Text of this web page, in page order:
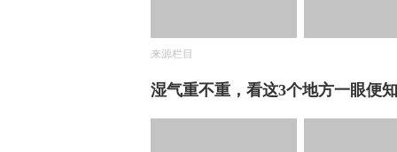
来源栏目
湿气重不重，看这3个地方一眼便知